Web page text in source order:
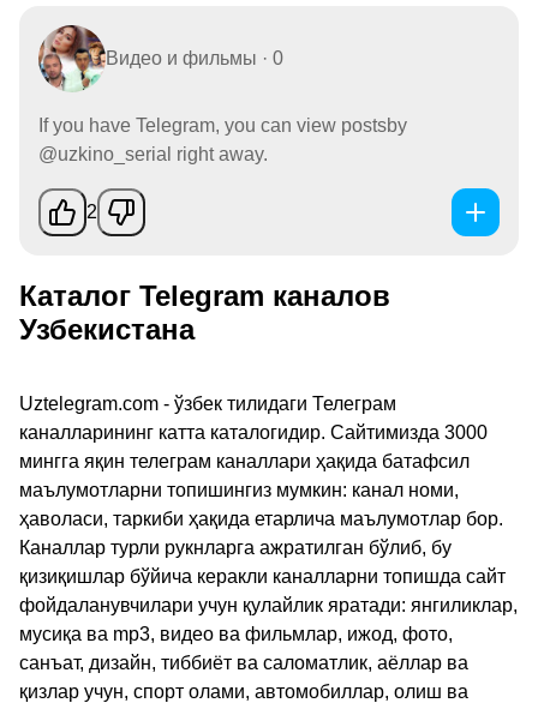
Видео и фильмы · 0
If you have Telegram, you can view postsby
@uzkino_serial right away.
2
Каталог Telegram каналов
Узбекистана
Uztelegram.com - ўзбек тилидаги Телеграм
каналларининг катта каталогидир. Сайтимизда 3000
мингга яқин телеграм каналлари ҳақида батафсил
маълумотларни топишингиз мумкин: канал номи,
ҳаволаси, таркиби ҳақида етарлича маълумотлар бор.
Каналлар турли рукнларга ажратилган бўлиб, бу
қизиқишлар бўйича керакли каналларни топишда сайт
фойдаланувчилари учун қулайлик яратади: янгиликлар,
мусиқа ва mp3, видео ва фильмлар, ижод, фото,
санъат, дизайн, тиббиёт ва саломатлик, аёллар ва
қизлар учун, спорт олами, автомобиллар, олиш ва